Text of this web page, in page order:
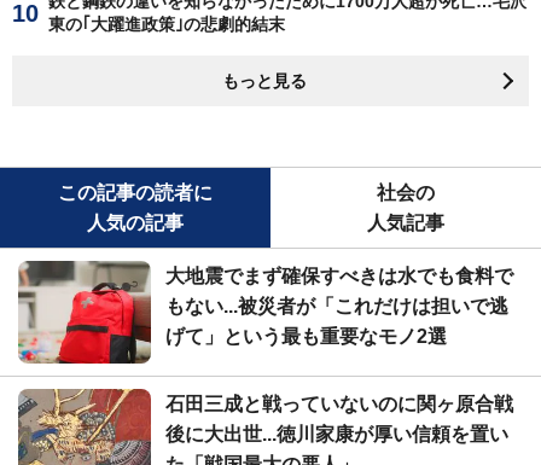
東の｢大躍進政策｣の悲劇的結末
もっと見る
この記事の読者に
人気の記事
社会の
人気記事
大地震でまず確保すべきは水でも食料で
もない...被災者が「これだけは担いで逃
げて」という最も重要なモノ2選
石田三成と戦っていないのに関ヶ原合戦
後に大出世...徳川家康が厚い信頼を置い